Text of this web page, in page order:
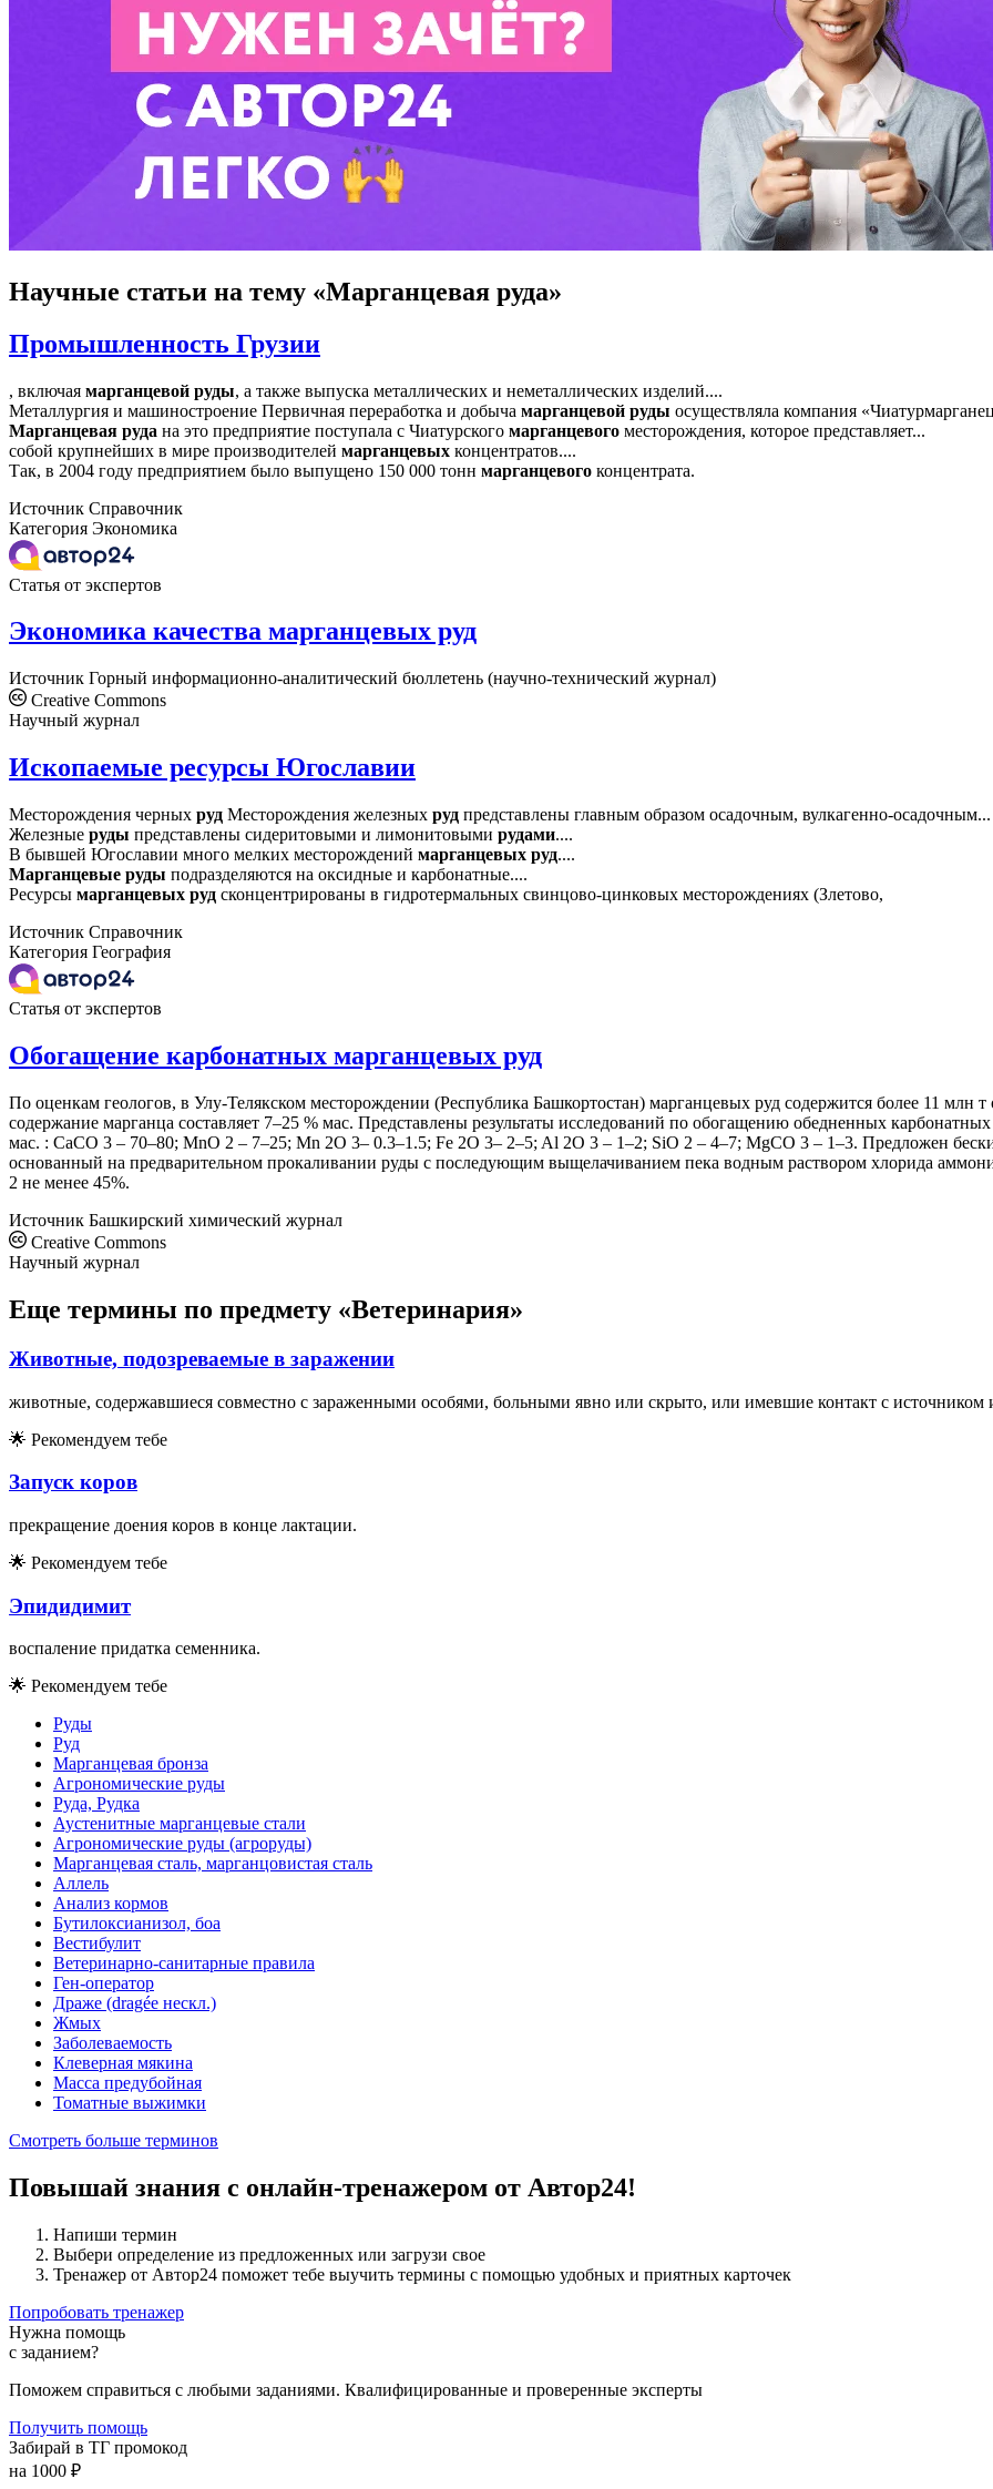
Научные статьи на тему «Марганцевая руда»
Промышленность Грузии
, включая марганцевой руды, а также выпуска металлических и неметаллических изделий....
Металлургия и машиностроение Первичная переработка и добыча марганцевой руды осуществляла компания
Марганцевая руда на это предприятие поступала с Чиатурского марганцевого месторождения, которое представляет...
собой крупнейших в мире производителей марганцевых концентратов....
Так, в 2004 году предприятием было выпущено 150 000 тонн марганцевого концентрата.
Источник Справочник
Категория Экономика
Статья от экспертов
Экономика качества марганцевых руд
Источник Горный информационно-аналитический бюллетень (научно-технический журнал)
Creative Commons
Научный журнал
Ископаемые ресурсы Югославии
Месторождения черных руд Месторождения железных руд представлены главным образом осадочным, вулкагенно-осадочным...
Железные руды представлены сидеритовыми и лимонитовыми рудами....
В бывшей Югославии много мелких месторождений марганцевых руд....
Марганцевые руды подразделяются на оксидные и карбонатные....
Ресурсы марганцевых руд сконцентрированы в гидротермальных свинцово-цинковых месторождениях (Злетово,
Источник Справочник
Категория География
Статья от экспертов
Обогащение карбонатных марганцевых руд
По оценкам геологов, в Улу-Телякском месторождении (Республика Башкортостан) марганцевых руд содержится более 11 млн
содержание марганца составляет 7–25 % мас. Представлены результаты исследований по обогащению обедненных
мас. : CaCO 3 – 70–80; MnO 2 – 7–25; Mn 2O 3– 0.3–1.5; Fe 2O 3– 2–5; Al 2O 3 – 1–2; SiO 2 – 4–7; MgCO 3 – 1–3. Предложен
основанный на предварительном прокаливании руды с последующим выщелачиванием пека водным раствором хлорида
2 не менее 45%.
Источник Башкирский химический журнал
Creative Commons
Научный журнал
Еще термины по предмету «Ветеринария»
Животные, подозреваемые в заражении
животные, содержавшиеся совместно с зараженными особями, больными явно или скрыто, или имевшие контакт с источником
🌟 Рекомендуем тебе
Запуск коров
прекращение доения коров в конце лактации.
🌟 Рекомендуем тебе
Эпидидимит
воспаление придатка семенника.
🌟 Рекомендуем тебе
Руды
Руд
Марганцевая бронза
Агрономические руды
Руда, Рудка
Аустенитные марганцевые стали
Агрономические руды (агроруды)
Марганцевая сталь, марганцовистая сталь
Аллель
Анализ кормов
Бутилоксианизол, боа
Вестибулит
Ветеринарно-санитарные правила
Ген-оператор
Драже (dragée нескл.)
Жмых
Заболеваемость
Клеверная мякина
Масса предубойная
Томатные выжимки
Смотреть больше терминов
Повышай знания с онлайн-тренажером от Автор24!
Напиши термин
Выбери определение из предложенных или загрузи свое
Тренажер от Автор24 поможет тебе выучить термины с помощью удобных и приятных карточек
Попробовать тренажер
Нужна помощь
с заданием?
Поможем справиться с любыми заданиями. Квалифицированные и проверенные эксперты
Получить помощь
Забирай в ТГ промокод
на 1000 ₽